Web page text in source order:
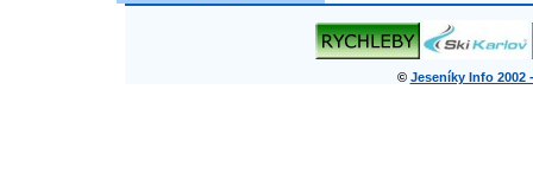
© Jeseníky Info 2002